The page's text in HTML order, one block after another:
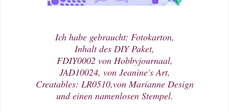
Ich habe gebraucht: Fotokarton,
Inhalt des DIY Paket,
FDIY0002 von Hobbyjournaal,
JAD10024, von Jeanine's Art,
Creatables: LR0510,von Marianne Design
und einen namenlosen Stempel.